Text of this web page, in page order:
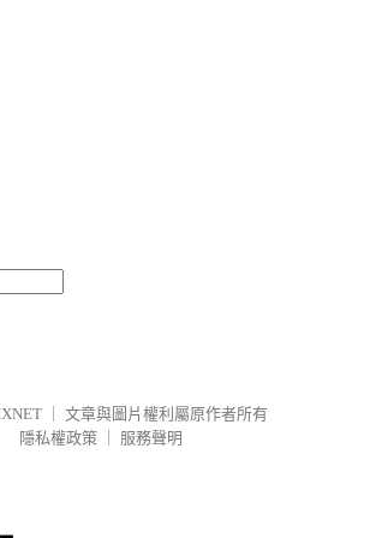
文章與圖片權利屬原作者所有
隱私權政策
服務聲明